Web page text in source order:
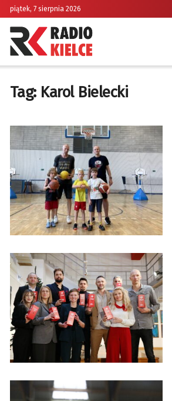
piątek, 7 sierpnia 2026
Tag: Karol Bielecki